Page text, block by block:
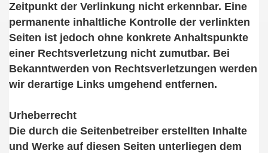
Zeitpunkt der Verlinkung nicht erkennbar. Eine
permanente inhaltliche Kontrolle der verlinkten
Seiten ist jedoch ohne konkrete Anhaltspunkte
einer Rechtsverletzung nicht zumutbar. Bei
Bekanntwerden von Rechtsverletzungen werden
wir derartige Links umgehend entfernen.
Urheberrecht
Die durch die Seitenbetreiber erstellten Inhalte
und Werke auf diesen Seiten unterliegen dem